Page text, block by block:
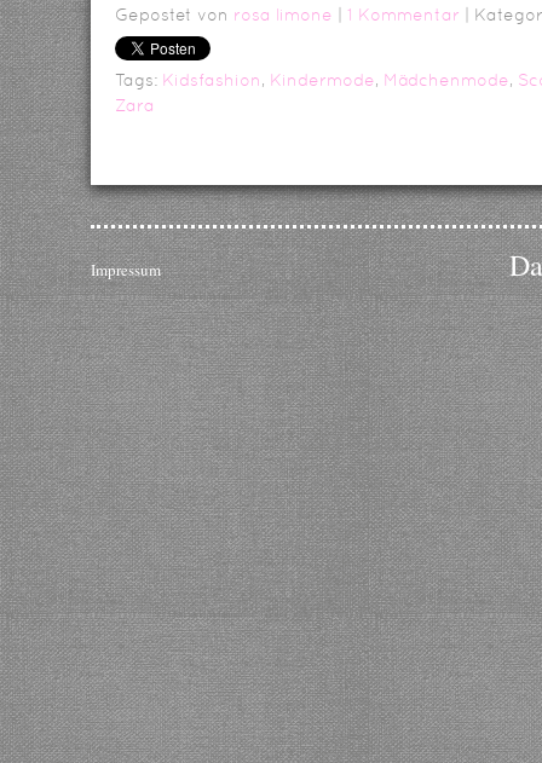
Gepostet von rosa limone 1 Kommentar |
Tags: Kidsfashion, Kindermode, Mädchenmode,
Zara
Impressum